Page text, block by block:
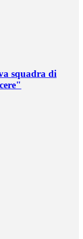
squadra di